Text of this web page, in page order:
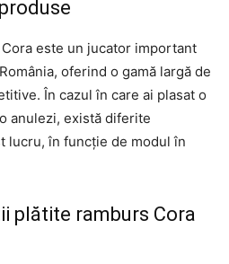
Cora este un jucator important
oferind o gamă largă de
În cazul în care ai plasat o
anulezi, există diferite
lucru, în funcție de modul în
plătite ramburs Cora